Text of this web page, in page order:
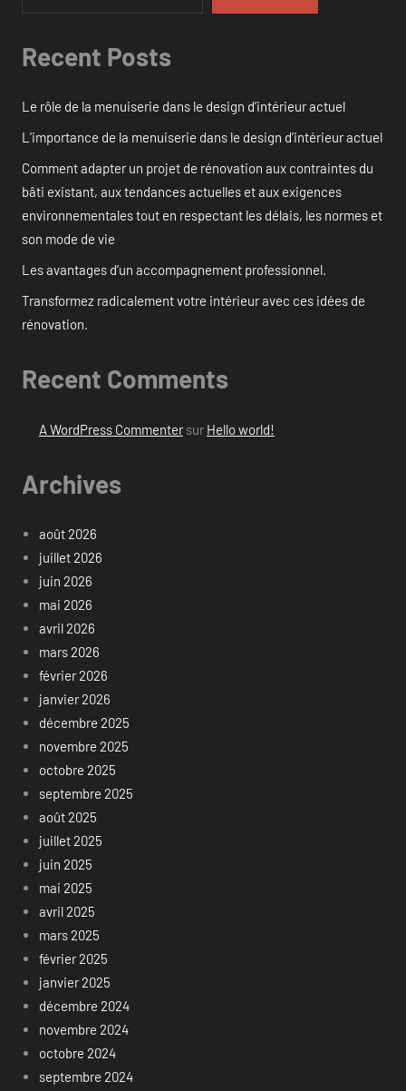
Recent Posts
Le rôle de la menuiserie dans le design d’intérieur actuel
L’importance de la menuiserie dans le design d’intérieur actuel
Comment adapter un projet de rénovation aux contraintes du
bâti existant, aux tendances actuelles et aux exigences
environnementales tout en respectant les délais, les normes et
son mode de vie
Les avantages d’un accompagnement professionnel.
Transformez radicalement votre intérieur avec ces idées de
rénovation.
Recent Comments
A WordPress Commentersur Hello world!
Archives
août 2026
juillet 2026
juin 2026
mai 2026
avril 2026
mars 2026
février 2026
janvier 2026
décembre 2025
novembre 2025
octobre 2025
septembre 2025
août 2025
juillet 2025
juin 2025
mai 2025
avril 2025
mars 2025
février 2025
janvier 2025
décembre 2024
novembre 2024
octobre 2024
septembre 2024